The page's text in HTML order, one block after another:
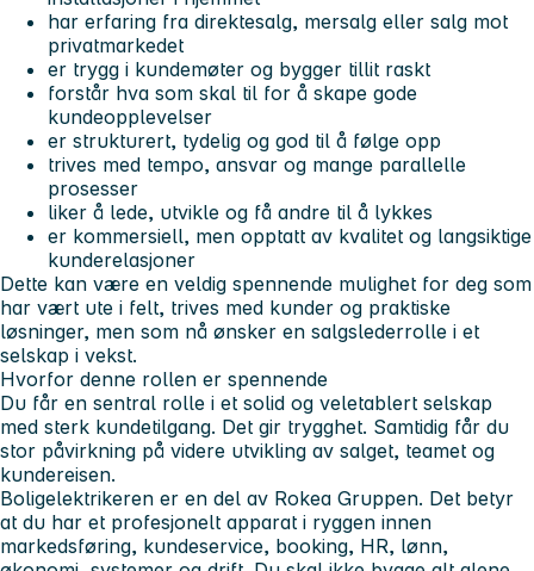
har erfaring fra direktesalg, mersalg eller salg mot
privatmarkedet
er trygg i kundemøter og bygger tillit raskt
forstår hva som skal til for å skape gode
kundeopplevelser
er strukturert, tydelig og god til å følge opp
trives med tempo, ansvar og mange parallelle
prosesser
liker å lede, utvikle og få andre til å lykkes
er kommersiell, men opptatt av kvalitet og langsiktige
kunderelasjoner
Dette kan være en veldig spennende mulighet for deg som
har vært ute i felt, trives med kunder og praktiske
løsninger, men som nå ønsker en salgslederrolle i et
selskap i vekst.
Hvorfor denne rollen er spennende
Du får en sentral rolle i et solid og veletablert selskap
med sterk kundetilgang. Det gir trygghet. Samtidig får du
stor påvirkning på videre utvikling av salget, teamet og
kundereisen.
Boligelektrikeren er en del av Rokea Gruppen. Det betyr
at du har et profesjonelt apparat i ryggen innen
markedsføring, kundeservice, booking, HR, lønn,